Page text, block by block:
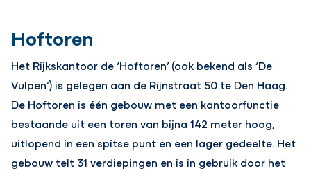
Hoftoren
Het Rijkskantoor de ‘Hoftoren’ (ook bekend als ‘De
Vulpen’) is gelegen aan de Rijnstraat 50 te Den Haag.
De Hoftoren is één gebouw met een kantoorfunctie
bestaande uit een toren van bijna 142 meter hoog,
uitlopend in een spitse punt en een lager gedeelte. Het
gebouw telt 31 verdiepingen en is in gebruik door het